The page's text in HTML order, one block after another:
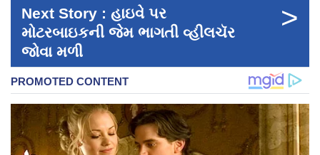
Next Story : હાઇવે પર
મોટરબાઇકની જેમ ભાગતી વ્હીલચૅર
જોવા મળી
>